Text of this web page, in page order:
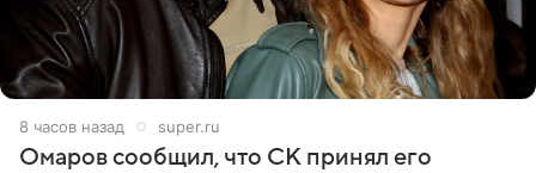
8 часов назад super.ru
Омаров сообщил, что СК принял его